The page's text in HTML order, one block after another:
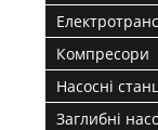
Компресори
Насосні
Заглибні